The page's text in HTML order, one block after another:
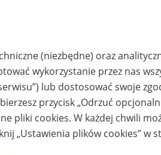
18:00 – 23:30 w dniu 28
elektronicznej z ZUS w
192 dla wersji 10.02.002
zmiany, które wynikają
ubezpieczeń społecznych oraz
r. poz. 2550) – tzw. MDG+, tj.:
ZUS DRA cz.II i ZUS RCA cz.II,
oraz kwoty przychodu i
(niezbędne) oraz
wykorzystanie przez nas
lub dostosować swoje
przycisk „Odrzuć
pliki cookies. W każdej chwili
„Ustawienia plików cookies” w